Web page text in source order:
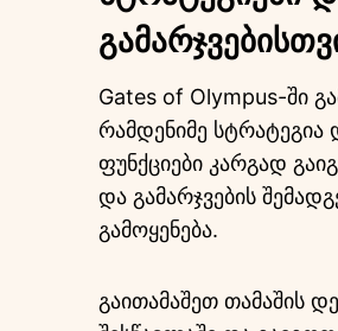
Gates of Olympus-ში
რამდენიმე სტრატეგია
ფუნქციები კარგად
და გამარჯვების
გამოყენება.
გაითამაშეთ თამაშის